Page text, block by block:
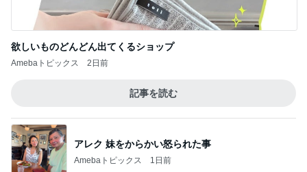
欲しいものどんどん出てくるショップ
Amebaトピックス 2日前
記事を読む
アレク 妹をからかい怒られた事
Amebaトピックス 1日前